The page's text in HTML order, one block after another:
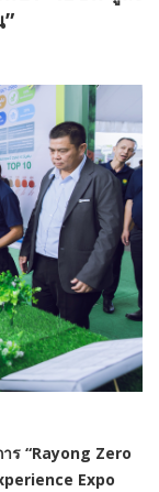
ร “Rayong Zero
Expo